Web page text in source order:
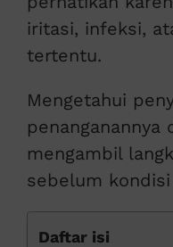
iritasi, infeksi,
tertentu.
Mengetahui
mengambil
sebelum
Daftar isi